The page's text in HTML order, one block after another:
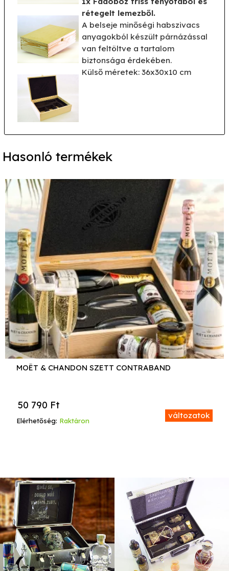
rétegelt lemezből.
A belseje minőségi habszivacs
anyagokból készült párnázással
van feltöltve a tartalom
biztonsága érdekében.
Külső méretek: 36x30x10 cm
Hasonló termékek
MOËT & CHANDON SZETT CONTRABAND
Elérhetőség: Raktáron
változatok
50 790 Ft